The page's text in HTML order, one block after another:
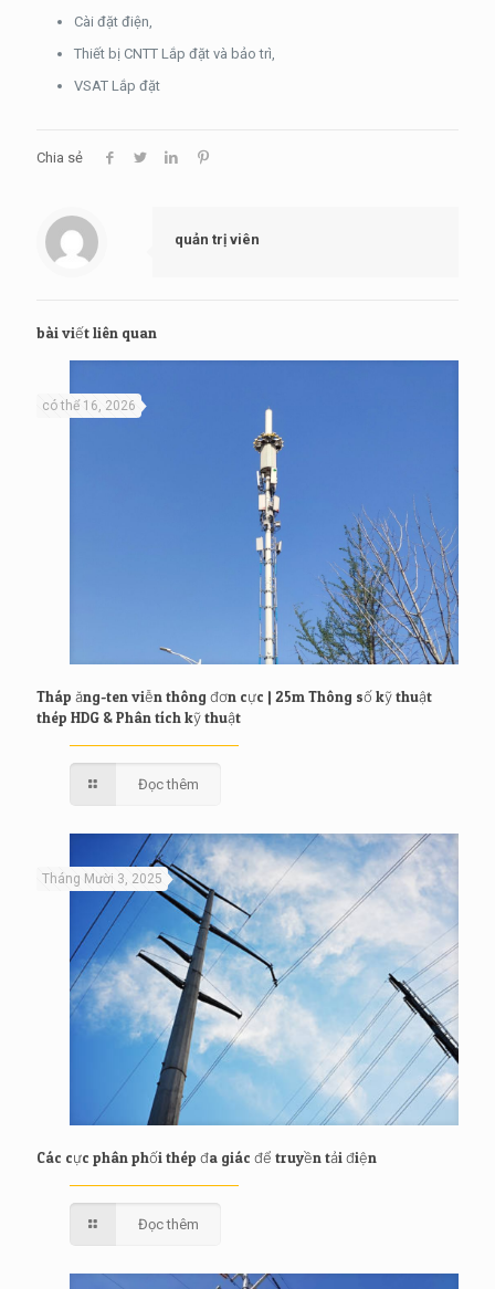
Cài đặt điện,
Thiết bị CNTT Lắp đặt và bảo trì,
VSAT Lắp đặt
Chia sẻ
quản trị viên
bài viết liên quan
có thể 16, 2026
Tháp ăng-ten viễn thông đơn cực | 25m Thông số kỹ thuật
thép HDG & Phân tích kỹ thuật
Đọc thêm
Tháng Mười 3, 2025
Các cực phân phối thép đa giác để truyền tải điện
Đọc thêm